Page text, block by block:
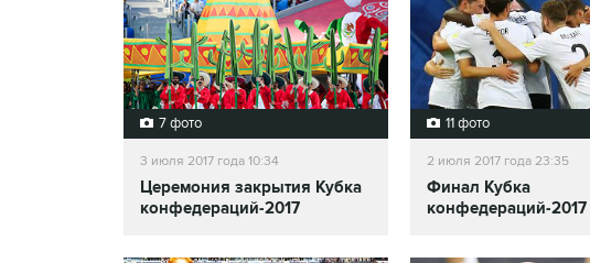
7 фото
3 июля 2017 года 10:34
Церемония закрытия Кубка
конфедераций-2017
11 фото
2 июля 2017 года 23:35
Финал Кубка
конфедераций-2017